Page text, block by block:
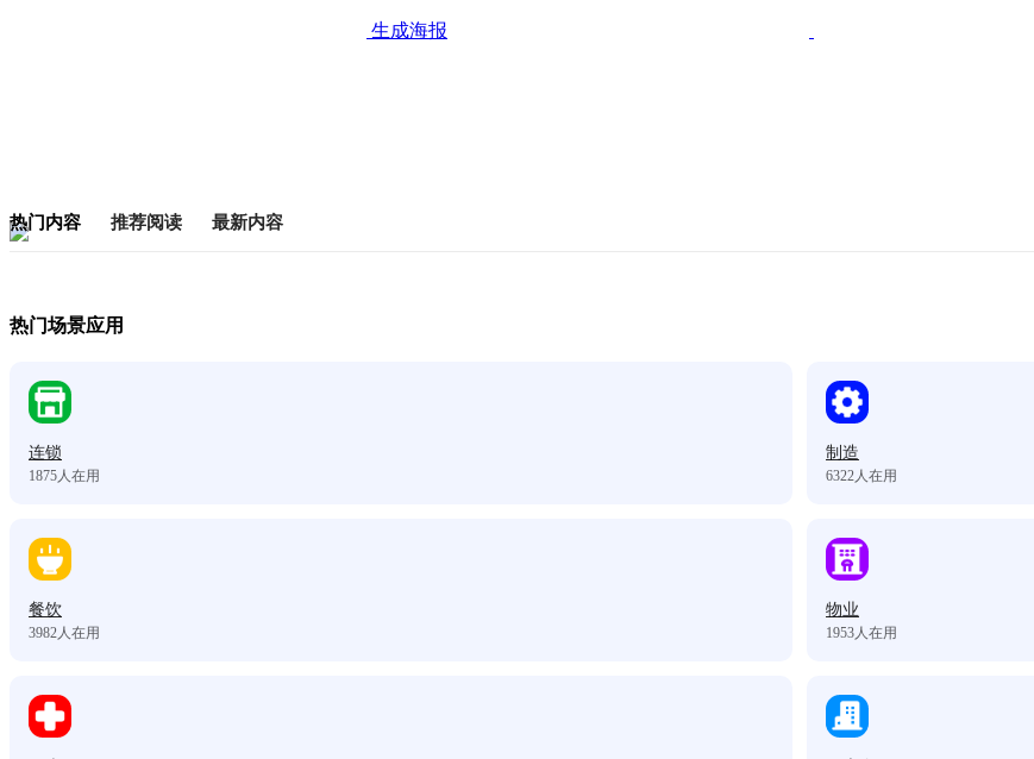
生成海报
热门内容 推荐阅读 最新内容
热门场景应用
连锁
1875人在用
制造
6322人在用
餐饮
3982人在用
物业
1953人在用